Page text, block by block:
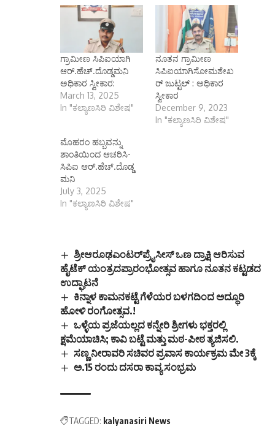
ಗ್ರಾಮೀಣ ಸಿಪಿಐಯಾಗಿ
ಆರ್.ಹೆಚ್.ದೊಡ್ಡಮನಿ
ಅಧಿಕಾರ ಸ್ವೀಕಾರ:
March 13, 2025
In "ಕಲ್ಯಾಣಸಿರಿ ವಿಶೇಷ"
ನೂತನ ಗ್ರಾಮೀಣ
ಸಿಪಿಐಯಾಗಿಸೋಮಶೇಖ
ರ್ ಜುಟ್ಟಲ್ : ಅಧಿಕಾರ
ಸ್ವೀಕಾರ
December 9, 2023
In "ಕಲ್ಯಾಣಸಿರಿ ವಿಶೇಷ"
ಮೊಹರಂ ಹಬ್ಬವನ್ನು
ಶಾಂತಿಯಿಂದ ಆಚರಿಸಿ-
ಸಿಪಿಐ ಆರ್.ಹೆಚ್.ದೊಡ್ಡ
ಮನಿ
July 3, 2025
In "ಕಲ್ಯಾಣಸಿರಿ ವಿಶೇಷ"
ಶ್ರೀಆರೂಢಎಂಟರ್‌ಪ್ರೈಸೀಸ್ ಒಣ ದ್ರಾಕ್ಷಿ ಆರಿಸುವ
ಹೈಟೆಕ್ ಯಂತ್ರದಪ್ರಾರಂಭೋತ್ಸವ ಹಾಗೂ ನೂತನ ಕಟ್ಟಡದ
ಉದ್ಘಾಟನೆ
ಕಿನ್ನಾಳ ಕಾಮನಕಟ್ಟೆ ಗೆಳೆಯರ ಬಳಗದಿಂದ ಅದ್ಧೂರಿ
ಹೋಳಿ ರಂಗೋತ್ಸವ.!
ಒಳ್ಳೆಯ ಪ್ರಜೆಯಲ್ಲದ ಕನ್ನೇರಿ ಶ್ರೀಗಳು ಭಕ್ತರಲ್ಲಿ
ಕ್ಷಮೆಯಾಚಿಸಿ; ಕಾವಿ ಬಟ್ಟೆ ಮತ್ತು ಮಠ-ಪೀಠ ತ್ಯಜಿಸಲಿ.
ಸಣ್ಣ ನೀರಾವರಿ ಸಚಿವರ ಪ್ರವಾಸ ಕಾರ್ಯಕ್ರಮ ಮೇ 3ಕ್ಕೆ
ಅ.15 ರಂದು ದಸರಾ ಕಾವ್ಯ ಸಂಭ್ರಮ
TAGGED: kalyanasiri News